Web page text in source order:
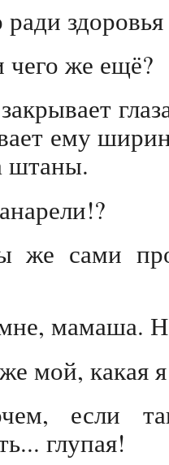
ради
чего же ещё?
ему
штаны.
сами
мамаша.
мой, какая
если
глупая!